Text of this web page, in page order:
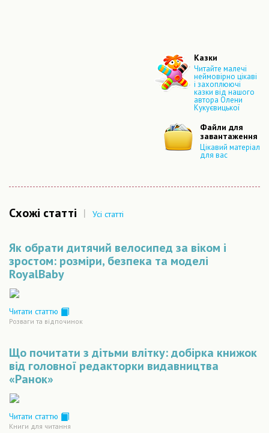
Казки
Читайте малечі
неймовірно цікаві
і захоплюючі
казки від нашого
автора Олени
Кукуєвицької
Файли для
завантаження
Цікавий матеріал
для вас
Схожі статті | Усі статті
Як обрати дитячий велосипед за віком і
зростом: розміри, безпека та моделі
RoyalBaby
Читати статтю
Розваги та відпочинок
Що почитати з дітьми влітку: добірка книжок
від головної редакторки видавництва
«Ранок»
Читати статтю
Книги для читання